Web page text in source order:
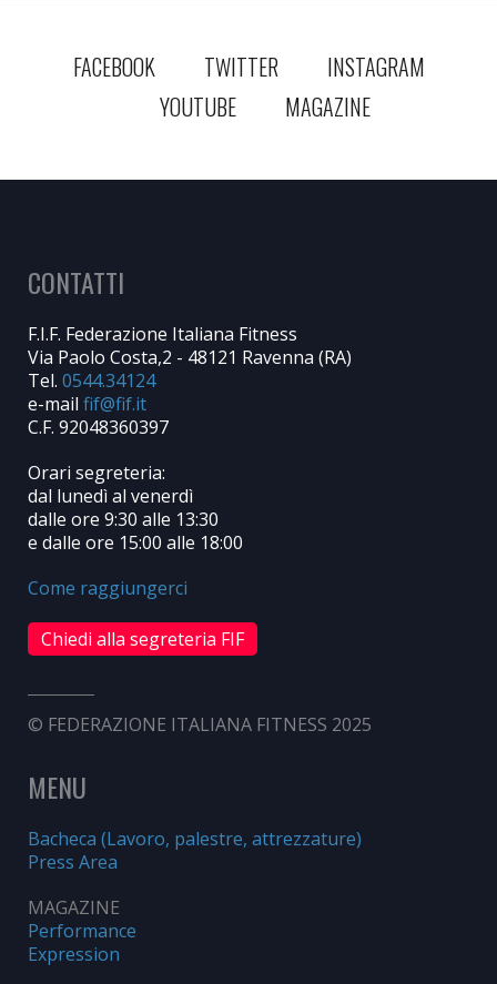
FACEBOOK TWITTER
INSTAGRAM
YOUTUBE
MAGAZINE
CONTATTI
F.I.F. Federazione Italiana Fitness
Via Paolo Costa,2 - 48121 Ravenna (RA)
Tel. 0544.34124
e-mail
C.F. 92048360397
Orari segreteria:
dal lunedì al venerdì
dalle ore 9:30 alle 13:30
e dalle ore 15:00 alle 18:00
Come raggiungerci
Chiedi alla segreteria FIF
© FEDERAZIONE ITALIANA FITNESS 2025
MENU
Bacheca (Lavoro, palestre, attrezzature)
Press Area
MAGAZINE
Performance
Expression